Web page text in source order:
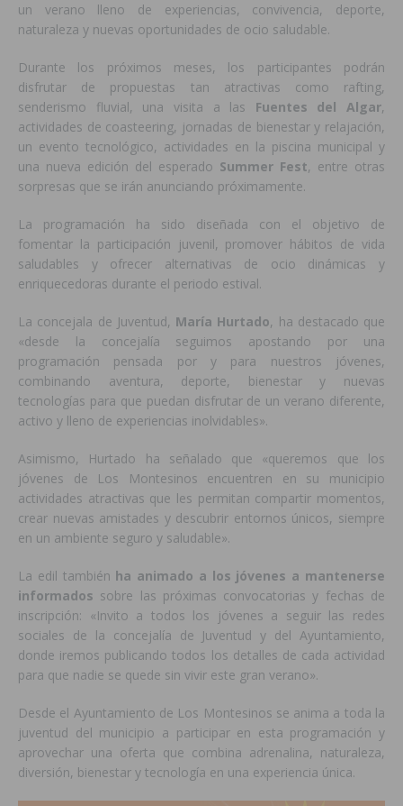
un verano lleno de experiencias, convivencia, deporte,
naturaleza y nuevas oportunidades de ocio saludable.
Durante los próximos meses, los participantes podrán
disfrutar de propuestas tan atractivas como rafting,
senderismo fluvial, una visita a las Fuentes del Algar,
actividades de coasteering, jornadas de bienestar y relajación,
un evento tecnológico, actividades en la piscina municipal y
una nueva edición del esperado Summer Fest, entre otras
sorpresas que se irán anunciando próximamente.
La programación ha sido diseñada con el objetivo de
fomentar la participación juvenil, promover hábitos de vida
saludables y ofrecer alternativas de ocio dinámicas y
enriquecedoras durante el periodo estival.
La concejala de Juventud, María Hurtado, ha destacado que
«desde la concejalía seguimos apostando por una
programación pensada por y para nuestros jóvenes,
combinando aventura, deporte, bienestar y nuevas
tecnologías para que puedan disfrutar de un verano diferente,
activo y lleno de experiencias inolvidables».
Asimismo, Hurtado ha señalado que «queremos que los
jóvenes de Los Montesinos encuentren en su municipio
actividades atractivas que les permitan compartir momentos,
crear nuevas amistades y descubrir entornos únicos, siempre
en un ambiente seguro y saludable».
La edil también ha animado a los jóvenes a mantenerse
informados sobre las próximas convocatorias y fechas de
inscripción: «Invito a todos los jóvenes a seguir las redes
sociales de la concejalía de Juventud y del Ayuntamiento,
donde iremos publicando todos los detalles de cada actividad
para que nadie se quede sin vivir este gran verano».
Desde el Ayuntamiento de Los Montesinos se anima a toda la
juventud del municipio a participar en esta programación y
aprovechar una oferta que combina adrenalina, naturaleza,
diversión, bienestar y tecnología en una experiencia única.